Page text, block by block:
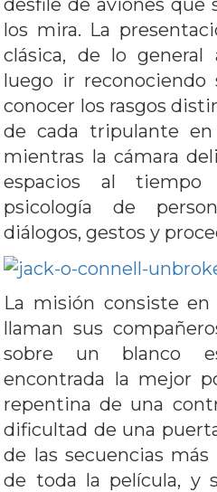
los mira. La
clásica, de lo general
luego ir reconociendo
conocer los rasgos
de cada tripulante en
mientras la cámara
espacios al
psicología de
diálogos, gestos y
La misión consiste
llaman sus
sobre un blanco
encontrada la mejor
repentina de una
dificultad de una
de las secuencias
de toda la película, y